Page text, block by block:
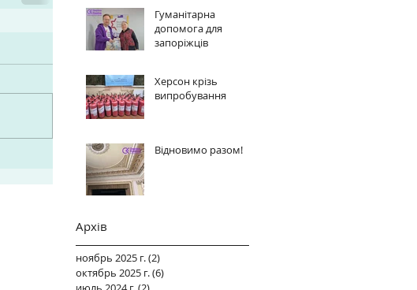
Гуманітарна
допомога для
запоріжців
Херсон крізь
випробування
Відновимо разом!
Архів
ноябрь 2025 г.(2)
октябрь 2025 г.(6)